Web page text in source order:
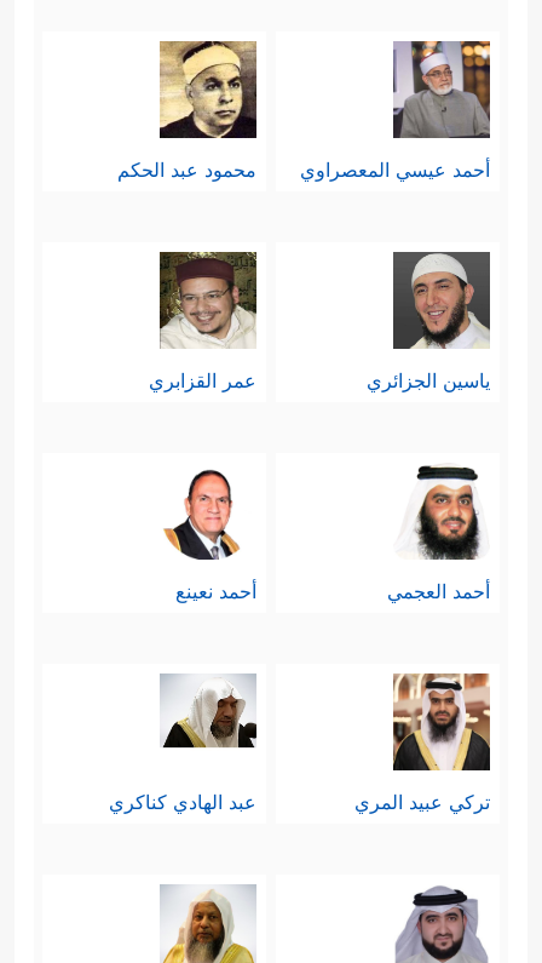
أحمد عيسي المعصراوي محمود عبد الحكم
ياسين الجزائري عمر القزابري
أحمد العجمي أحمد نعينع
تركي عبيد المري عبد الهادي كناكري